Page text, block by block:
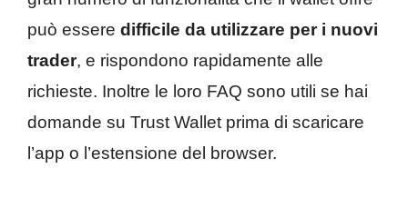
può essere difficile da utilizzare per i nuovi
trader, e rispondono rapidamente alle
richieste. Inoltre le loro FAQ sono utili se hai
domande su Trust Wallet prima di scaricare
l’app o l’estensione del browser.